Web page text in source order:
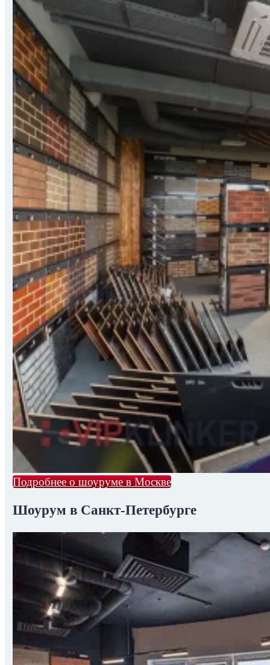
Подробнее о шоуруме в Москве
Шоурум в Санкт-Петербурге